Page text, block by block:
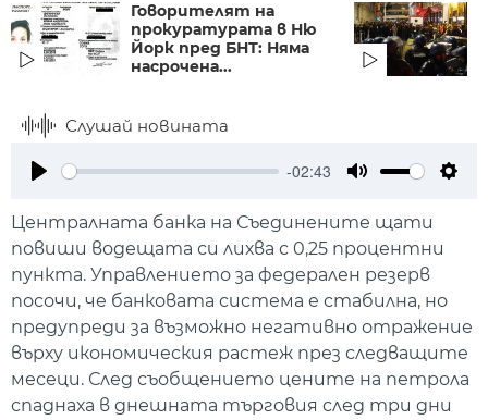
Говорителят на
прокуратурата в Ню
Йорк пред БНТ: Няма
насрочена...
Слушай новината
-02:43
Централната банка на Съединените щати
повиши водещата си лихва с 0,25 процентни
пункта. Управлението за федерален резерв
посочи, че банковата система е стабилна, но
предупреди за възможно негативно отражение
върху икономическия растеж през следващите
месеци. След съобщението цените на петрола
спаднаха в днешната търговия след три дни